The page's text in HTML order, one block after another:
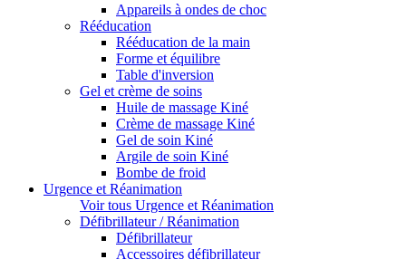
Appareils à ondes de choc
Rééducation
Rééducation de la main
Forme et équilibre
Table d'inversion
Gel et crème de soins
Huile de massage Kiné
Crème de massage Kiné
Gel de soin Kiné
Argile de soin Kiné
Bombe de froid
Urgence et Réanimation
Voir tous Urgence et Réanimation
Défibrillateur / Réanimation
Défibrillateur
Accessoires défibrillateur